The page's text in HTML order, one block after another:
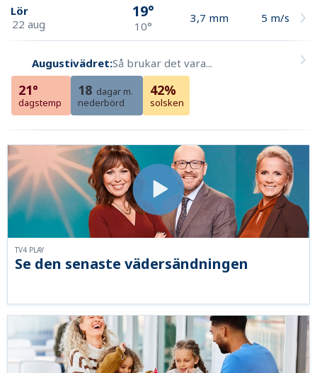
Lör
22 aug
19°
10°
3,7 mm 5 m/s
Augustivädret:Så brukar det vara...
21°
dagstemp
18 dagar m.
nederbörd
42%
solsken
Se den senaste vädersändningen
TV4 PLAY